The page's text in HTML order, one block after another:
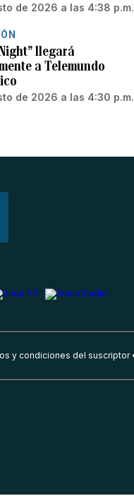
de 2026 a las 4:38 p.m.
llegará
a Telemundo
de 2026 a las 4:30 p.m.
y condiciones del suscriptor